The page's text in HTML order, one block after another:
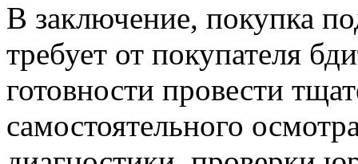
В заключение, покупка
требует от покупателя
готовности провести
самостоятельного